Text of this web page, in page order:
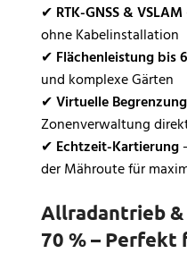
✔ RTK-GNSS & VSLAM
ohne Kabelinstallation
✔ Flächenleistung bis
und komplexe Gärten
✔Virtuelle
Zonenverwaltung
✔ Echtzeit-Kartierung
der Mähroute für
Allradantrieb
70 % – Perfekt